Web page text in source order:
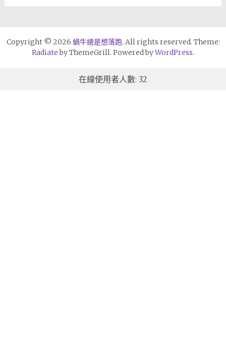
Copyright © 2026 蝸牛總是想落跑. All rights reserved. Theme:
Radiateby ThemeGrill. Powered byWordPress.
在線使用者人數: 32